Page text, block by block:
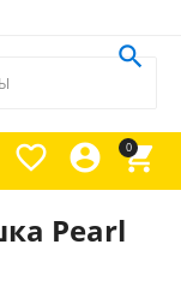
0




Pearl